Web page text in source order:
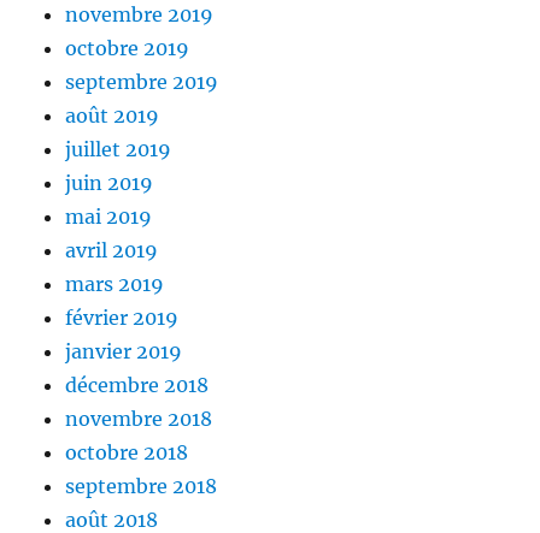
novembre 2019
octobre 2019
septembre 2019
août 2019
juillet 2019
juin 2019
mai 2019
avril 2019
mars 2019
février 2019
janvier 2019
décembre 2018
novembre 2018
octobre 2018
septembre 2018
août 2018